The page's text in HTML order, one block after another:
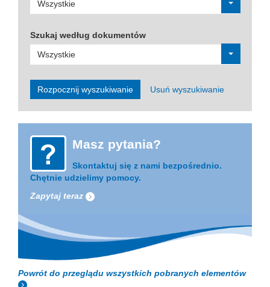
Wszystkie
Szukaj według dokumentów
Wszystkie
Rozpocznij wyszukiwanie Usuń wyszukiwanie
Masz pytania?
Skontaktuj się z nami bezpośrednio.
Chętnie udzielimy pomocy.
Zapytaj teraz
Powrót do przeglądu wszystkich pobranych elementów